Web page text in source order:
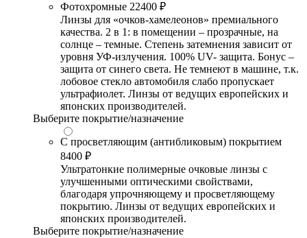
Фотохромные 22400 ₽
Линзы для «очков-хамелеонов» премиального
качества. 2 в 1: в помещении – прозрачные, на
солнце – темные. Степень затемнения зависит от
уровня УФ-излучения. 100% UV- защита. Бонус –
защита от синего света. Не темнеют в машине, т.к.
лобовое стекло автомобиля слабо пропускает
ультрафиолет. Линзы от ведущих европейских и
японских производителей.
Выберите покрытие/назначение
С просветляющим (антибликовым) покрытием
8400 ₽
Ультратонкие полимерные очковые линзы с
улучшенными оптическими свойствами,
благодаря упрочняющему и просветляющему
покрытию. Линзы от ведущих европейских и
японских производителей.
Выберите покрытие/назначение